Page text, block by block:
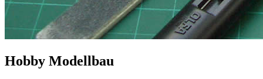
Hobby Modellbau